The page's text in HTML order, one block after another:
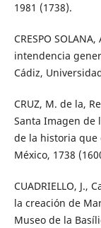
1981 (1738).
CRESPO
intendencia
Cádiz,
CRUZ, M. de la,
Santa Imagen de
de la historia que
México, 1738
CUADRIELLO, J.,
la creación de
Museo de la